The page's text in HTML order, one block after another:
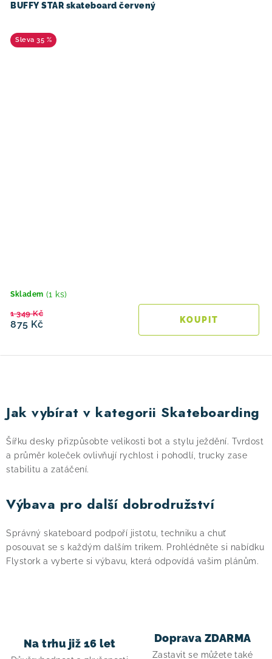
BUFFY STAR skateboard červený
35 %
Skladem (1 ks)
875 Kč
1 349 Kč
v
l
á
d
a
í
r
v
k
Jak vybírat v kategorii Skateboarding
Šířku desky přizpůsobte velikosti bot a stylu ježdění. Tvrdost
a průměr koleček ovlivňují rychlost i pohodlí, trucky zase
stabilitu a zatáčení.
Výbava pro další dobrodružství
Správný skateboard podpoří jistotu, techniku a chuť
posouvat se s každým dalším trikem. Prohlédněte si nabídku
Flystork a vyberte si výbavu, která odpovídá vašim plánům.
Na trhu již 16 let Doprava ZDARMA
Zastavit se můžete také